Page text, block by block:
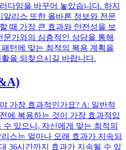
다임을 바꾸어 놓았습니다. 하지
알리스 또한 올바른 정보와 전문
때 가장 큰 효과와 안전성을 보
가와의 심층적인 상담을 통해
턴에 맞는 최적의 복용 계획을
을 되찾으시길 바랍니다.
가장 효과적인가요? A: 일반적
에 복용하는 것이 가장 효과적입
있으니, 자신에게 맞는 최적의
스는 얼마나 오래 효과가 지속되
36시간까지 효과가 지속될 수 있